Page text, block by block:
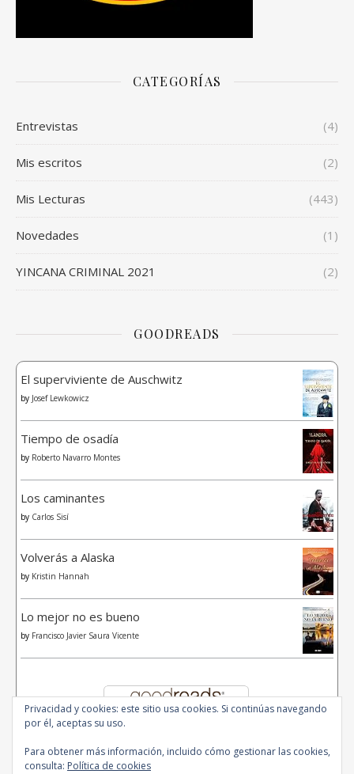
CATEGORÍAS
Entrevistas (4)
Mis escritos (2)
Mis Lecturas (443)
Novedades (1)
YINCANA CRIMINAL 2021 (2)
GOODREADS
El superviviente de Auschwitz
by Josef Lewkowicz
Tiempo de osadía
by Roberto Navarro Montes
Los caminantes
by Carlos Sisí
Volverás a Alaska
by Kristin Hannah
Lo mejor no es bueno
by Francisco Javier Saura Vicente
Privacidad y cookies: este sitio usa cookies. Si continúas navegando
por él, aceptas su uso.
Para obtener más información, incluido cómo gestionar las cookies,
consulta: Política de cookies